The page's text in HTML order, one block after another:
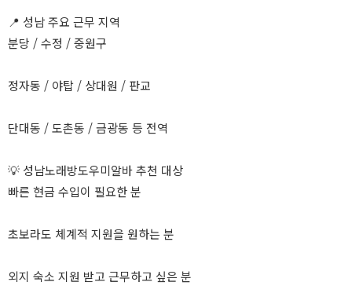
📍 성남 주요 근무 지역
분당 / 수정 / 중원구
정자동 / 야탑 / 상대원 / 판교
단대동 / 도촌동 / 금광동 등 전역
💡 성남노래방도우미알바 추천 대상
빠른 현금 수입이 필요한 분
초보라도 체계적 지원을 원하는 분
외지 숙소 지원 받고 근무하고 싶은 분